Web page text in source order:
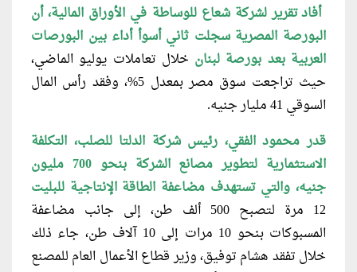
أفاد تقرير لشركة شعاع للوساطة في الأوراق المالية، أن
البورصة المصرية سجلت ثاني أسوأ أداء بين البورصات
العربية بعد بورصة لبنان خلال تعاملات يوليو الماضي،
حيث تراجعت سوق مصر بمعدل 5%، وفقد رأس المال
السوقي 41 مليار جنيه.
قدر محمود الفقي، رئيس شركة الدلتا للصلب، التكلفة
الاستثمارية لتطوير مصانع الشركة بنحو 700 مليون
جنيه، والتي تستهدف مضاعفة الطاقة الإنتاجية للبليت
12 مرة لتصبح 500 ألف طن، إلى جانب مضاعفة
المسبوكات بنحو 10 مرات إلى 10 آلاف طن، جاء ذلك
خلال تفقد هشام توفيق، وزير قطاع الأعمال العام للمصنع